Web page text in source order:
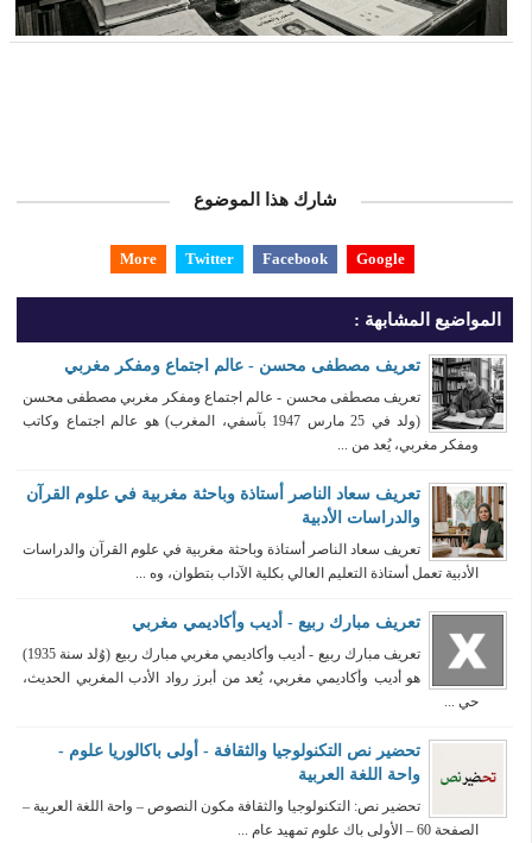
شارك هذا الموضوع
Google
Facebook
Twitter
More
المواضيع المشابهة :
تعريف مصطفى محسن - عالم اجتماع ومفكر مغربي
تعريف مصطفى محسن - عالم اجتماع ومفكر مغربي مصطفى محسن
(ولد في 25 مارس 1947 بآسفي، المغرب) هو عالم اجتماع وكاتب
ومفكر مغربي، يُعد من ...
تعريف سعاد الناصر أستاذة وباحثة مغربية في علوم القرآن
والدراسات الأدبية
تعريف سعاد الناصر أستاذة وباحثة مغربية في علوم القرآن والدراسات
الأدبية تعمل أستاذة التعليم العالي بكلية الآداب بتطوان، وه ...
تعريف مبارك ربيع - أديب وأكاديمي مغربي
تعريف مبارك ربيع - أديب وأكاديمي مغربي مبارك ربيع (وُلد سنة 1935)
هو أديب وأكاديمي مغربي، يُعد من أبرز رواد الأدب المغربي الحديث،
حي ...
تحضير نص التكنولوجيا والثقافة - أولى باكالوريا علوم -
واحة اللغة العربية
تحضير نص: التكنولوجيا والثقافة مكون النصوص – واحة اللغة العربية –
الصفحة 60 – الأولى باك علوم تمهيد عام ...